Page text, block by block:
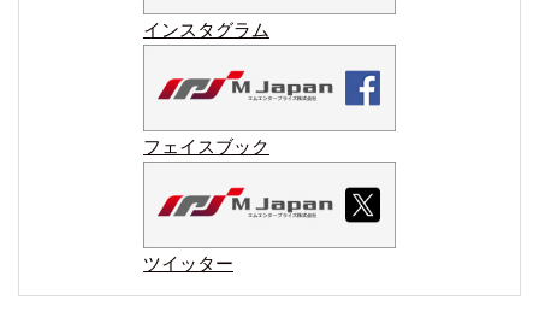
インスタグラム
フェイスブック
ツイッター